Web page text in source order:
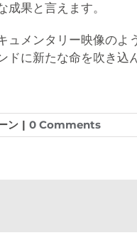
果と言えます。
メンタリー映像の
に新たな命を吹き込
ン | 0 Comments